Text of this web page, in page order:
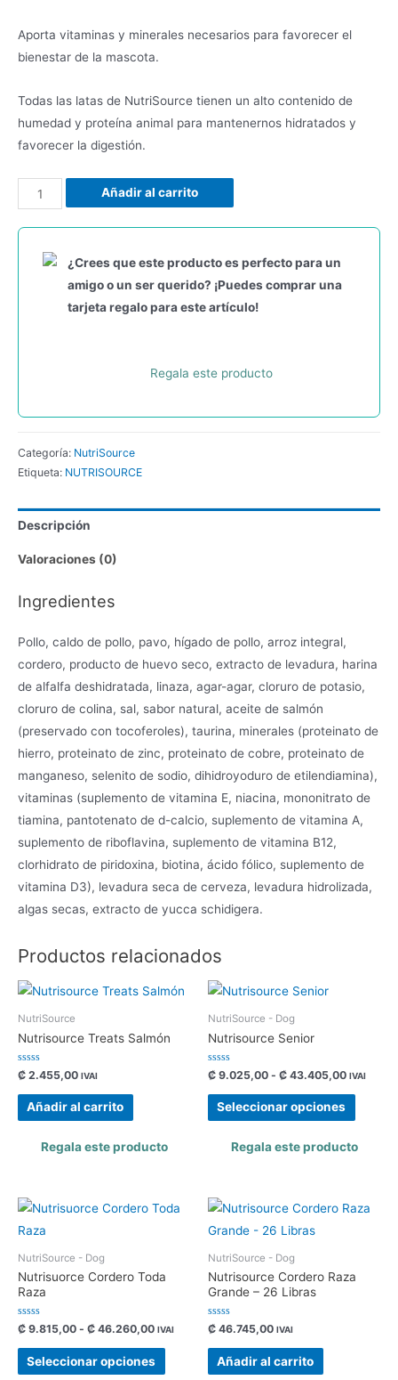
Aporta vitaminas y minerales necesarios para favorecer el
bienestar de la mascota.
Todas las latas de NutriSource tienen un alto contenido de
humedad y proteína animal para mantenernos hidratados y
favorecer la digestión.
Añadir al carrito
¿Crees que este producto es perfecto para un
amigo o un ser querido? ¡Puedes comprar una
tarjeta regalo para este artículo!
Regala este producto
Categoría: NutriSource
Etiqueta: NUTRISOURCE
Descripción
Valoraciones (0)
Ingredientes
Pollo, caldo de pollo, pavo, hígado de pollo, arroz integral,
cordero, producto de huevo seco, extracto de levadura, harina
de alfalfa deshidratada, linaza, agar-agar, cloruro de potasio,
cloruro de colina, sal, sabor natural, aceite de salmón
(preservado con tocoferoles), taurina, minerales (proteinato de
hierro, proteinato de zinc, proteinato de cobre, proteinato de
manganeso, selenito de sodio, dihidroyoduro de etilendiamina),
vitaminas (suplemento de vitamina E, niacina, mononitrato de
tiamina, pantotenato de d-calcio, suplemento de vitamina A,
suplemento de riboflavina, suplemento de vitamina B12,
clorhidrato de piridoxina, biotina, ácido fólico, suplemento de
vitamina D3), levadura seca de cerveza, levadura hidrolizada,
algas secas, extracto de yucca schidigera.
Productos relacionados
NutriSource
Nutrisource Treats Salmón
Valorado
con
0
₡ 2.455,00 IVAI
Añadir al carrito
Regala este producto
NutriSource - Dog
Nutrisource Senior
Valorado
con
0
de
₡ 9.025,00 - ₡ 43.405,00 IVAI
Seleccionar opciones
Regala este producto
NutriSource - Dog
Nutrisuorce Cordero Toda
Raza
Valorado
con
0
de
₡ 9.815,00 - ₡ 46.260,00 IVAI
Seleccionar opciones
NutriSource - Dog
Nutrisource Cordero Raza
Grande – 26 Libras
Valorado
con
0
₡ 46.745,00 IVAI
Añadir al carrito